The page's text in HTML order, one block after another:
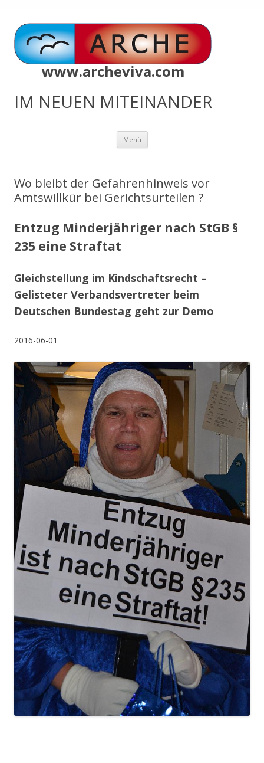
www.archeviva.com
IM NEUEN MITEINANDER
Menü Zum
springen
Wo bleibt der Gefahrenhinweis vor
Amtswillkür bei Gerichtsurteilen ?
Entzug Minderjähriger nach StGB §
235 eine Straftat
Gleichstellung im Kindschaftsrecht –
Gelisteter Verbandsvertreter beim
Deutschen Bundestag geht zur Demo
2016-06-01